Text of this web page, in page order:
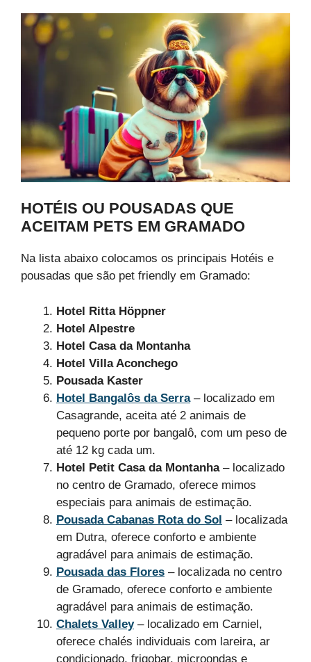
HOTÉIS OU POUSADAS QUE
ACEITAM PETS EM GRAMADO
Na lista abaixo colocamos os principais Hotéis e
pousadas que são pet friendly em Gramado:
Hotel Ritta Höppner
Hotel Alpestre
Hotel Casa da Montanha
Hotel Villa Aconchego
Pousada Kaster
Hotel Bangalôs da Serra – localizado em
Casagrande, aceita até 2 animais de
pequeno porte por bangalô, com um peso de
até 12 kg cada um.
Hotel Petit Casa da Montanha– localizado
no centro de Gramado, oferece mimos
especiais para animais de estimação.
Pousada Cabanas Rota do Sol – localizada
em Dutra, oferece conforto e ambiente
agradável para animais de estimação.
Pousada das Flores – localizada no centro
de Gramado, oferece conforto e ambiente
agradável para animais de estimação.
Chalets Valley– localizado em Carniel,
oferece chalés individuais com lareira, ar
condicionado, frigobar, microondas e